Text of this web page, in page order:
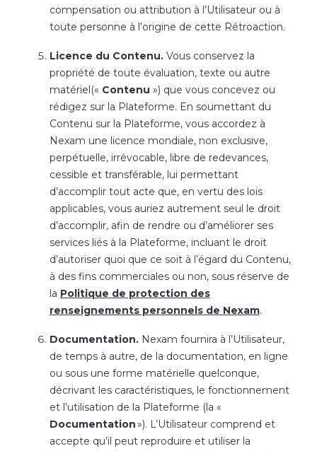
compensation ou attribution à l’Utilisateur ou à
toute personne à l’origine de cette Rétroaction.
Licence du Contenu. Vous conservez la
propriété de toute évaluation, texte ou autre
matériel(« Contenu ») que vous concevez ou
rédigez sur la Plateforme. En soumettant du
Contenu sur la Plateforme, vous accordez à
Nexam une licence mondiale, non exclusive,
perpétuelle, irrévocable, libre de redevances,
cessible et transférable, lui permettant
d’accomplir tout acte que, en vertu des lois
applicables, vous auriez autrement seul le droit
d’accomplir, afin de rendre ou d’améliorer ses
services liés à la Plateforme, incluant le droit
d’autoriser quoi que ce soit à l’égard du Contenu,
à des fins commerciales ou non, sous réserve de
la Politique de protection des
renseignements personnels de Nexam.
Documentation. Nexam fournira à l’Utilisateur,
de temps à autre, de la documentation, en ligne
ou sous une forme matérielle quelconque,
décrivant les caractéristiques, le fonctionnement
et l’utilisation de la Plateforme (la «
Documentation»). L’Utilisateur comprend et
accepte qu’il peut reproduire et utiliser la